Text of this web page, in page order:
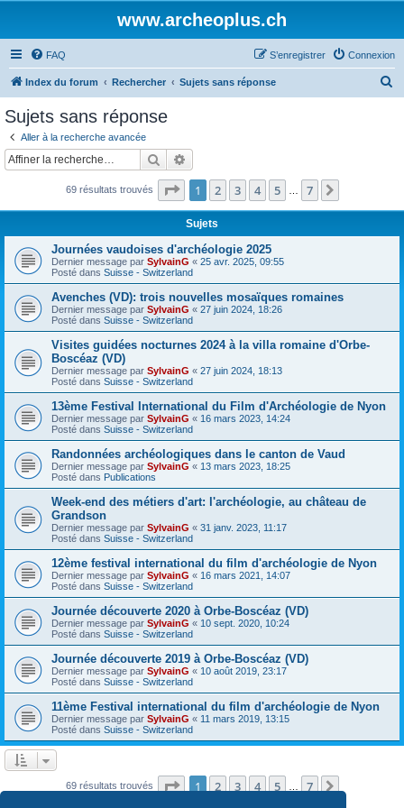
www.archeoplus.ch
FAQ Connexion
S’enregistrer
Index du forum Rechercher Sujets sans réponse
c
Sujets sans réponse
Aller à la recherche avancée
Rechercher
69 résultats trouvés Page 1sur7
1 2 3 4 5 7
Sujets
Journées vaudoises d'archéologie 2025
Dernier message par SylvainG « 25 avr. 2025, 09:55
Posté dans Suisse - Switzerland
Avenches (VD): trois nouvelles mosaïques romaines
Dernier message par SylvainG « 27 juin 2024, 18:26
Posté dans Suisse - Switzerland
Visites guidées nocturnes 2024 à la villa romaine d'Orbe-
Boscéaz (VD)
Dernier message par SylvainG « 27 juin 2024, 18:13
Posté dans Suisse - Switzerland
13ème Festival International du Film d'Archéologie de Nyon
Dernier message par SylvainG « 16 mars 2023, 14:24
Posté dans Suisse - Switzerland
Randonnées archéologiques dans le canton de Vaud
Dernier message par SylvainG « 13 mars 2023, 18:25
Posté dans Publications
Week-end des métiers d'art: l'archéologie, au château de
Grandson
Dernier message par SylvainG « 31 janv. 2023, 11:17
Posté dans Suisse - Switzerland
12ème festival international du film d'archéologie de Nyon
Dernier message par SylvainG « 16 mars 2021, 14:07
Posté dans Suisse - Switzerland
Journée découverte 2020 à Orbe-Boscéaz (VD)
Dernier message par SylvainG « 10 sept. 2020, 10:24
Posté dans Suisse - Switzerland
Journée découverte 2019 à Orbe-Boscéaz (VD)
Dernier message par SylvainG « 10 août 2019, 23:17
Posté dans Suisse - Switzerland
11ème Festival international du film d'archéologie de Nyon
Dernier message par SylvainG « 11 mars 2019, 13:15
Posté dans Suisse - Switzerland
69 résultats trouvés Page 1sur7
1 2 3 4 5 7